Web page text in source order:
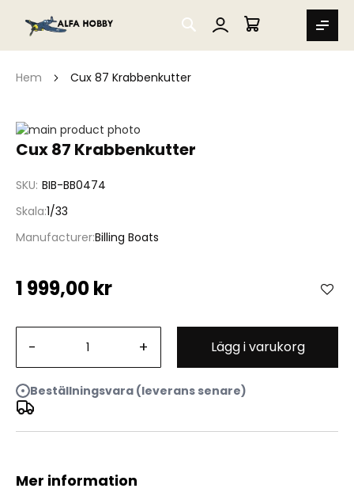
SEARCH
MIN VARUKORG
Hem Cux 87 Krabbenkutter
Cux 87 Krabbenkutter
SKU BIB-BB0474
Skala 1/33
ManufacturerBilling Boats
1 999,00 kr
- + Lägg i varukorg
Beställningsvara (leverans senare)
Hoppa
till
bildgalleriet
Cux 87 Krabbenkutter
Hoppa
av
bildgalleriet
Mer information